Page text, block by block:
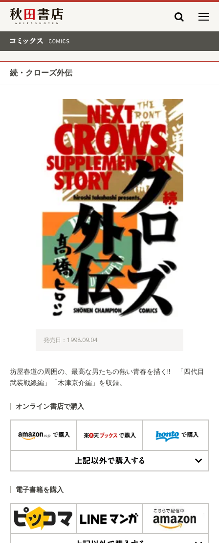
秋田書店
続・クローズ外伝
発売日：1998.09.04
坊屋春道の周囲の、最高な男たちの熱い青春を描く!! 「四代目
武装戦線編」「木津京介編」を収録。
オンライン書店で購入
電子書籍を購入